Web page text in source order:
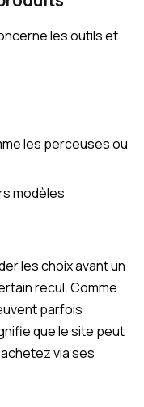
les outils et
les perceuses ou
modèles
les choix avant un
recul. Comme
parfois
que le site peut
via ses